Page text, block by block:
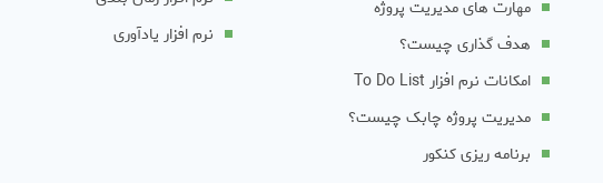
مهارت های مدیریت پروژه
هدف گذاری چیست؟
امکانات نرم افزار To Do List
مدیریت پروژه چابک چیست؟
برنامه ریزی کنکور
نرم افزار یادآوری